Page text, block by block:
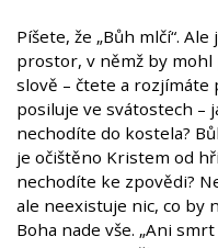
Píšete, že „Bůh mlčí“.
prostor, v němž by mohl
slově – čtete a rozjímáte
posiluje ve svátostech –
nechodíte do kostela?
je očištěno Kristem od
nechodíte ke zpovědi?
ale neexistuje nic, co by
Boha nade vše. „Ani